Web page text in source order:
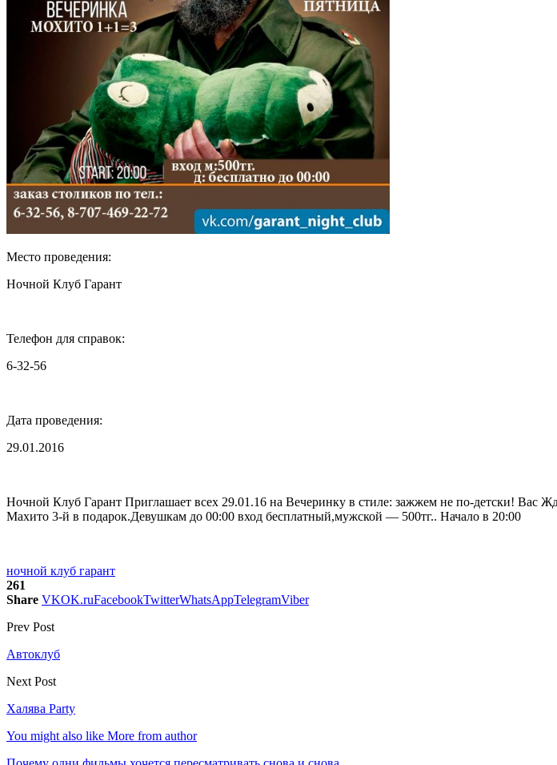
Место проведения:
Ночной Клуб Гарант
Телефон для справок:
6-32-56
Дата проведения:
29.01.2016
Ночной Клуб Гарант Приглашает всех 29.01.16 на Вечеринку в стиле: зажжем не по-детски!
Махито 3-й в подарок.Девушкам до 00:00 вход бесплатный,мужской — 500тг.. Начало в 20:00
ночной клуб гарант
261
Share VKOK.ruFacebookTwitterWhatsAppTelegramViber
Prev Post
Автоклуб
Next Post
Халява Party
You might also like More from author